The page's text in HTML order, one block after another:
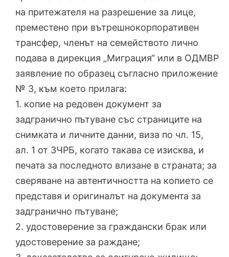
на притежателя на разрешение за лице,
преместено при вътрешнокорпоративен
трансфер, членът на семейството лично
подава в дирекция „Миграция“ или в ОДМВР
заявление по образец съгласно приложение
№ 3, към което прилага:
1. копие на редовен документ за
задгранично пътуване със страниците на
снимката и личните данни, виза по чл. 15,
ал. 1 от ЗЧРБ, когато такава се изисква, и
печата за последното влизане в страната; за
сверяване на автентичността на копието се
представя и оригиналът на документа за
задгранично пътуване;
2. удостоверение за граждански брак или
удостоверение за раждане;